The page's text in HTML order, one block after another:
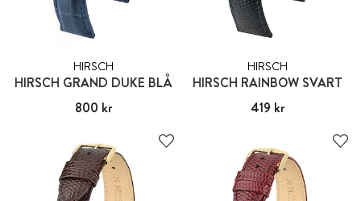
HIRSCH
HIRSCH GRAND DUKE BLÅ
Pris:800 kr
800 kr
HIRSCH
HIRSCH RAINBOW SVART
Pris:419 kr
419 kr